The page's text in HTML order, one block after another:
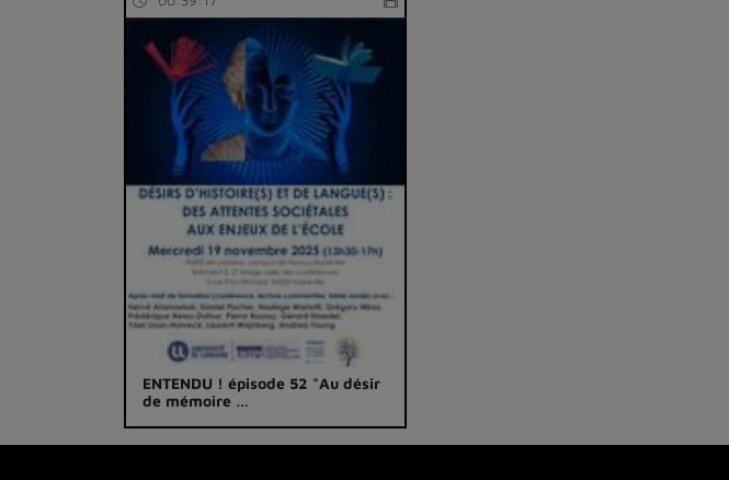
ENTENDU ! épisode 52 "Au désir
de mémoire …